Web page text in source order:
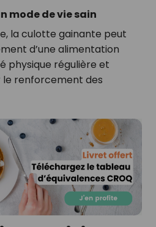
mode de vie sain
la culotte gainante peut
d’une alimentation
physique régulière et
le renforcement des